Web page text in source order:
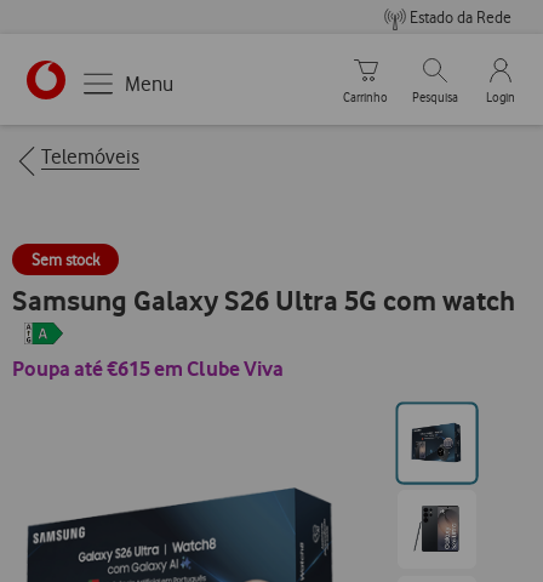
Estado da Rede
https://www.vodafone.pt
Menu
Carrinho de compras
Carrinho
Pesquisar
Pesquisa
My
Login
Breadcrumbs
Telemóveis
Sem stock
Samsung Galaxy S26 Ultra 5G com watch
Poupa até €615 em Clube Viva
Ir
para
posição0
Ir